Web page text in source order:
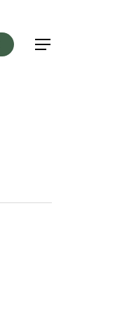
Menu